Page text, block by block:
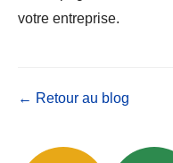
votre entreprise.
← Retour au blog